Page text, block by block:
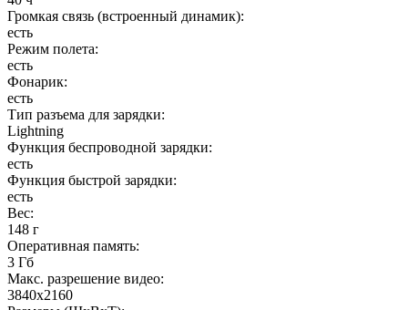
Громкая связь (встроенный динамик):
есть
Режим полета:
есть
Фонарик:
есть
Тип разъема для зарядки:
Lightning
Функция беспроводной зарядки:
есть
Функция быстрой зарядки:
есть
Вес:
148 г
Оперативная память:
3 Гб
Макс. разрешение видео:
3840x2160